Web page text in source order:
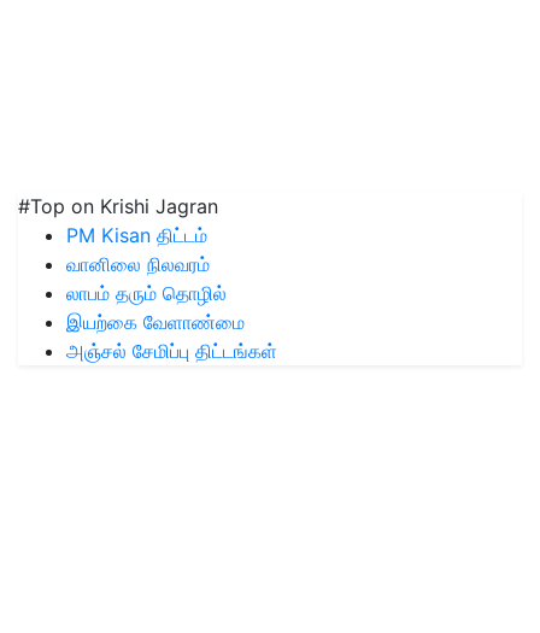
#Top on Krishi Jagran
PM Kisan திட்டம்
வானிலை நிலவரம்
லாபம் தரும் தொழில்
இயற்கை வேளாண்மை
அஞ்சல் சேமிப்பு திட்டங்கள்